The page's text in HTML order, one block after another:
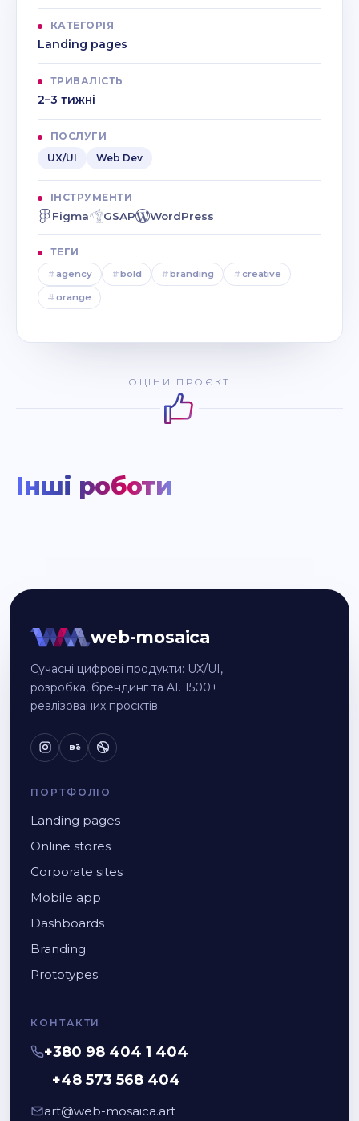
КАТЕГОРІЯ
Landing pages
ТРИВАЛІСТЬ
2–3 тижні
ПОСЛУГИ
UX/UI
Web Dev
ІНСТРУМЕНТИ
Figma GSAP WordPress
ТЕГИ
#agency #bold #branding #creative
#orange
ОЦІНИ ПРОЄКТ
Інші роботи
web-mosaica
Сучасні цифрові продукти: UX/UI,
розробка, брендинг та AI. 1500+
реалізованих проєктів.
Bē
ПОРТФОЛІО
Landing pages
Online stores
Corporate sites
Mobile app
Dashboards
Branding
Prototypes
КОНТАКТИ
+380 98 404 1 404
+48 573 568 404
art@web-mosaica.art